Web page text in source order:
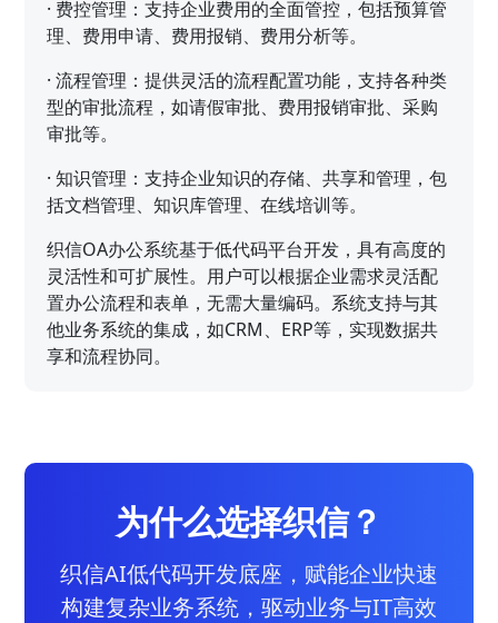
· 费控管理：支持企业费用的全面管控，包括预算管
理、费用申请、费用报销、费用分析等。
·流程管理：提供灵活的流程配置功能，支持各种类
型的审批流程，如请假审批、费用报销审批、采购
审批等。
·知识管理：支持企业知识的存储、共享和管理，包
括文档管理、知识库管理、在线培训等。
织信OA办公系统基于低代码平台开发，具有高度的
灵活性和可扩展性。用户可以根据企业需求灵活配
置办公流程和表单，无需大量编码。系统支持与其
他业务系统的集成，如CRM、ERP等，实现数据共
享和流程协同。
为什么选择织信？
织信AI低代码开发底座，赋能企业快速
构建复杂业务系统，驱动业务与IT高效